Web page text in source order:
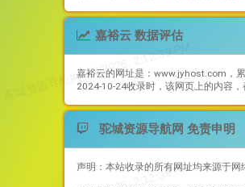
嘉裕云 数据评估
嘉裕云的网址是：www.jyhost.com，
2024-10-24收录时，该网页上的内容
驼城资源导航网 免责申明
声明：本站收录的所有网址均来源于网